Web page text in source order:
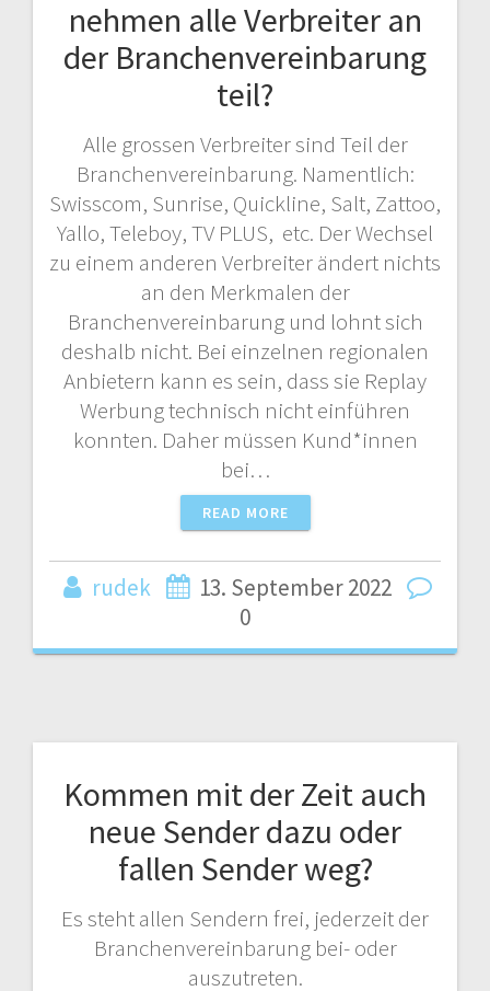
nehmen alle Verbreiter an
der Branchenvereinbarung
teil?
Alle grossen Verbreiter sind Teil der
Branchenvereinbarung. Namentlich:
Swisscom, Sunrise, Quickline, Salt, Zattoo,
Yallo, Teleboy, TV PLUS, etc. Der Wechsel
zu einem anderen Verbreiter ändert nichts
an den Merkmalen der
Branchenvereinbarung und lohnt sich
deshalb nicht. Bei einzelnen regionalen
Anbietern kann es sein, dass sie Replay
Werbung technisch nicht einführen
konnten. Daher müssen Kund*innen
bei…
READ MORE
rudek
13. September 2022
0
Kommen mit der Zeit auch
neue Sender dazu oder
fallen Sender weg?
Es steht allen Sendern frei, jederzeit der
Branchenvereinbarung bei- oder
auszutreten.